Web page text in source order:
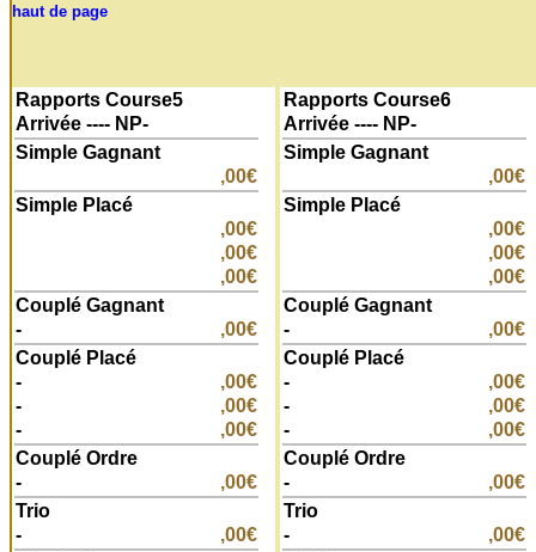
haut de page
Rapports Course5
Arrivée ---- NP-
Simple Gagnant
,00€
Simple Placé
,00€
,00€
,00€
Couplé Gagnant
-
,00€
Couplé Placé
-
,00€
-
,00€
-
,00€
Couplé Ordre
-
,00€
Trio
-
,00€
Rapports Course6
Arrivée ---- NP-
Simple Gagnant
,00€
Simple Placé
,00€
,00€
,00€
Couplé Gagnant
-
,00€
Couplé Placé
-
,00€
-
,00€
-
,00€
Couplé Ordre
-
,00€
Trio
-
,00€